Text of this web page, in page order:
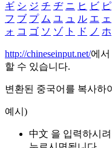
ギ シ ジ チ ヂ ニ ヒ ビ ピ
フ ブ プ ム ユ ュ ル エ ェ
ォ コ ゴ ソ ゾ ト ド ノ ホ
http://chineseinput.net/에서
할 수 있습니다.
변환된 중국어를 복사하
예시)
中文 을 입력하시